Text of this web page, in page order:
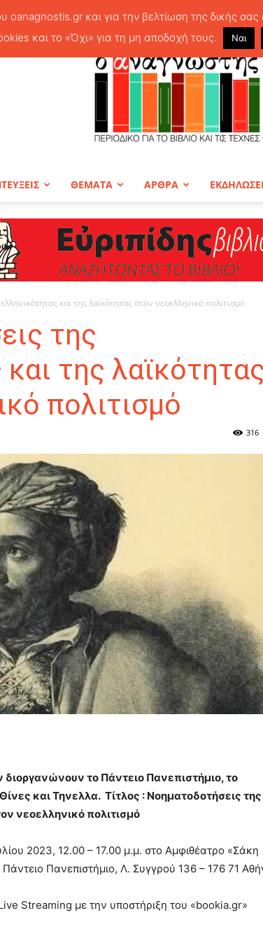
Ο
ΤΟ
ΒΙΒΛΙΟ
ΤΙΣ
ΘΕΜΑΤΑ ΑΡΘΡΑ
και της λαϊκότητας στον νεοελληνικό πολιτισμό
της
της λαϊκότητας
πολιτισμό
316
διοργανώνουν το Πάντειο Πανεπιστήμιο, το
και Τηνελλα. Τίτλος : Νοηματοδοτήσεις της
νεοελληνικό πολιτισμό
2023, 12.00 – 17.00 μ.μ. στο Αμφιθέατρο «Σάκη
Πάντειο Πανεπιστήμιο, Λ. Συγγρού 136 – 176 71
Streaming με την υποστήριξη του «bookia.gr»
oanagnostis.gr και για την βελτίωση της δικής
και το «Όχι» για τη μη αποδοχή τους.
Ναι